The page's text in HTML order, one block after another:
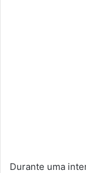
Durante uma